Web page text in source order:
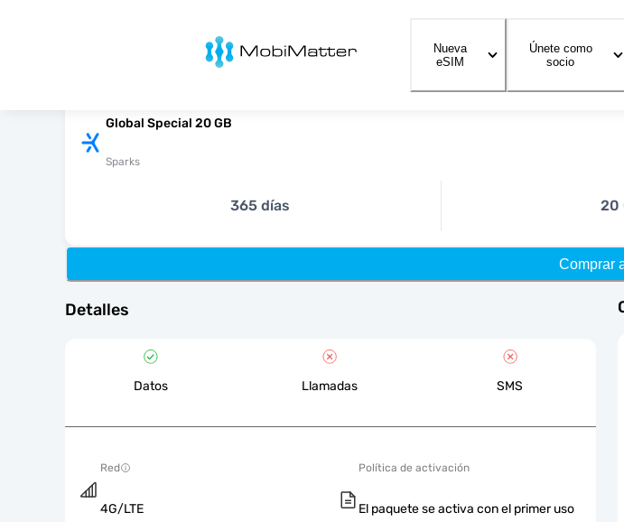
MobiMatter
Nueva
eSIM
Únete como
socio
Global Special 20 GB
Sparks
365 días 20
Comprar
Detalles
Datos Llamadas SMS
Red
4G/LTE
Política de activación
El paquete se activa con el primer uso